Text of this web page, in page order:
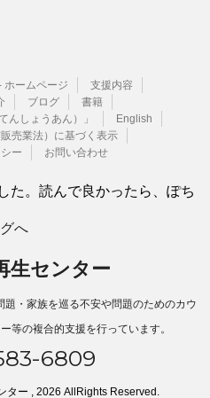
ホームページ
支援内容
ブログ
書籍
んしょうあん）」
English
売業法）に基づく表示
ー
お問い合わせ
た。読んで良かったら、ぽち
生センター
・家族を巡る不安や問題のためのカウ
等の複合的支援を行っています。
6809
ー , 2026 AllRights Reserved.